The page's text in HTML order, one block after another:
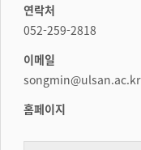
연락처
052-259-2818
이메일
songmin@ulsan.ac.kr
홈페이지